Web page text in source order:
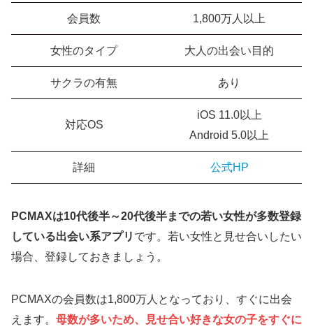
会員数 1,800万人以上
女性のタイプ 大人の出会い目的
サクラの有無 あり
対応OS
iOS 11.0以上
Android 5.0以上
詳細 公式HP
PCMAXは10代後半～20代後半までの若い女性が多数登録
している出会い系アプリ です。若い女性と見せ合いしたい
場合、登録しておきましょう。
PCMAXの会員数は1,800万人となっており、すぐに出会
えます。 母数が多いため、見せ合い好きな女の子をすぐに